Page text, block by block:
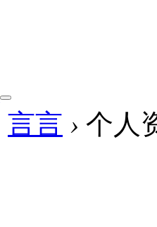
言言 › 个人